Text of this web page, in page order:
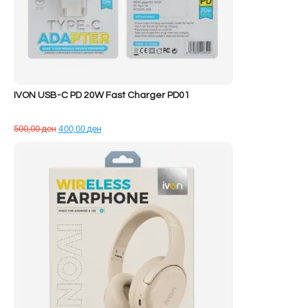
IVON USB-C PD 20W Fast Charger PD01
500,00денÇmimi
400,00ден
tanishëm
është: